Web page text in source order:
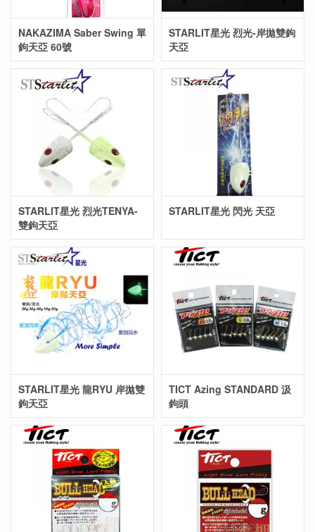
NAKAZIMA Saber Swing 單
鉤天亞 60號
STARLIT星光 烈光-岸拋雙鉤
天亞
STARLIT星光 烈光TENYA-
雙鉤天亞
STARLIT星光 閃光 天亞
STARLIT星光 龍RYU 岸拋雙
鉤天亞
TICT Azing STANDARD 汲
鉤頭